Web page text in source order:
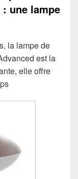
: une lampe
la lampe de
est la
elle offre